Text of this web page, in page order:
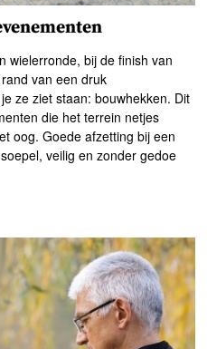
wielerronde, bij de finish van
van een druk
ze ziet staan: bouwhekken. Dit
die het terrein netjes
oog. Goede afzetting bij een
veilig en zonder gedoe